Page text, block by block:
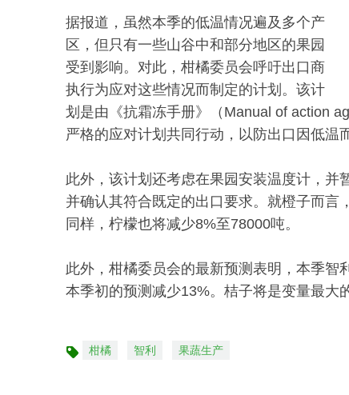
据报道，虽然本季的低温情况遍及多个产
区，但只有一些山谷中和部分地区的果园
受到影响。对此，柑橘委员会呼吁出口商
执行为应对这些情况而制定的计划。该计
划是由《抗霜冻手册》（Manual of action
严格的应对计划共同行动，以防出口因低温
此外，该计划还考虑在果园安装温度计，并
并确认其符合既定的出口要求。就橙子而言
同样，柠檬也将减少8%至78000吨。
此外，柑橘委员会的最新预测表明，本季智
本季初的预测减少13%。桔子将是变量最大
标 柑橘 智利 果蔬生产